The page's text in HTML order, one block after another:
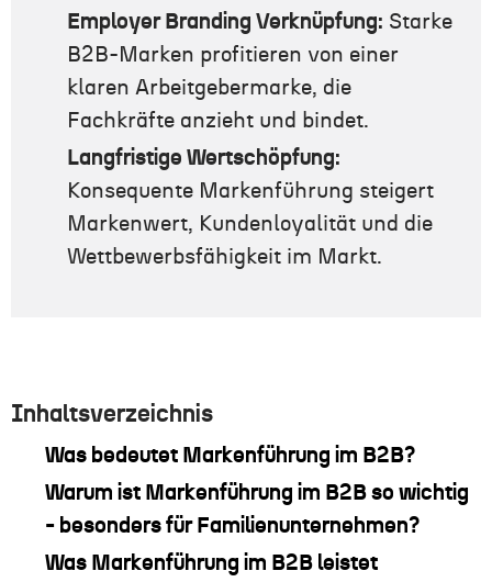
Employer Branding Verknüpfung: Starke
B2B-Marken profitieren von einer
klaren Arbeitgebermarke, die
Fachkräfte anzieht und bindet.
Langfristige Wertschöpfung:
Konsequente Markenführung steigert
Markenwert, Kundenloyalität und die
Wettbewerbsfähigkeit im Markt.
Inhaltsverzeichnis
Was bedeutet Markenführung im B2B?
Warum ist Markenführung im B2B so wichtig
- besonders für Familienunternehmen?
Was Markenführung im B2B leistet